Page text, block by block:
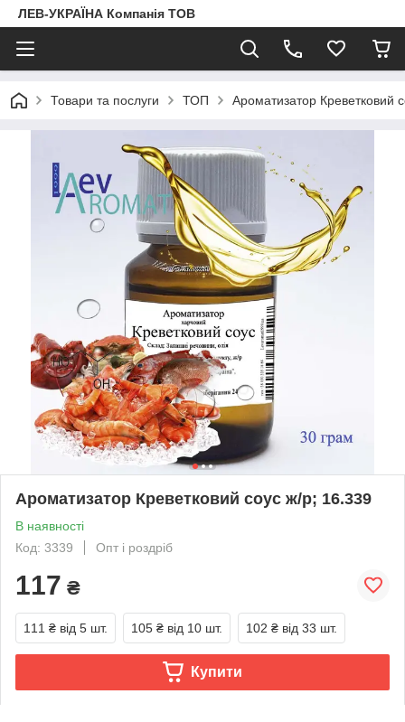
ЛЕВ-УКРАЇНА Компанія ТОВ
Товари та послуги ТОП Ароматизатор Креветковий
Ароматизатор Креветковий соус ж/р; 16.339
В наявності
Код: 3339
Опт і роздріб
117 ₴
111 ₴ від 5 шт. 105 ₴ від 10 шт. 102 ₴ від 33 шт.
Купити